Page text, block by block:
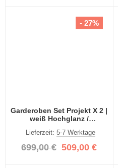
Garderoben Set Projekt X 2 |
weiß Hochglanz /
Lieferzeit: 5-7 Werktage
699,00 € 509,00 €
- 27%